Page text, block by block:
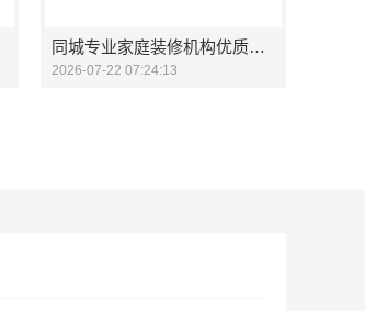
同城专业家庭装修机构优质嘉兴绿色之家建材科技有限公司全包
2026-07-22 07:24:13